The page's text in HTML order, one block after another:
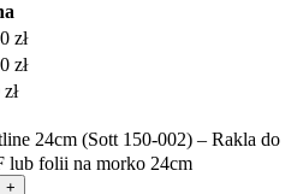
zł
zł
zł
24cm (Sott 150-002) – Rakla do
lub folii na morko 24cm